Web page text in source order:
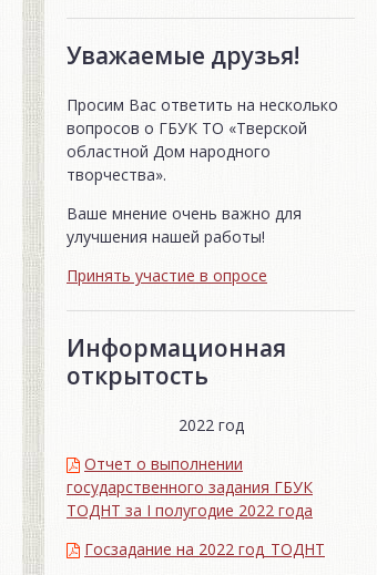
Уважаемые друзья!
Просим Вас ответить на несколько
вопросов о ГБУК ТО «Тверской
областной Дом народного
творчества».
Ваше мнение очень важно для
улучшения нашей работы!
Принять участие в опросе
Информационная
открытость
2022 год
Отчет о выполнении
государственного задания ГБУК
ТОДНТ за I полугодие 2022 года
Госзадание на 2022 год_ТОДНТ